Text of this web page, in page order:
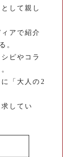
して親し
アで紹介
。
ピやコラ
「大人の2
してい